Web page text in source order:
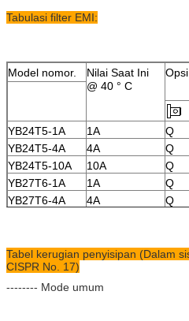
Tabulasi filter EMI:
Model nomor.
Nilai Saat Ini
@ 40 ° C
YB24T5-1A 1A Q
YB24T5-4A
4A Q
YB24T5-10A
10A Q
YB27T6-1A
1A Q
YB27T6-4A
4A Q
Tabel kerugian penyisipan (Dalam
CISPR No. 17)
-------- Mode umum